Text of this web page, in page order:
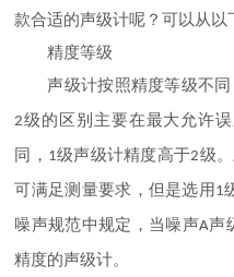
款合适的声级计呢？可以从以
精度等级
声级计按照精度等级不同
2级的区别主要在最大允许
同， 1级声级计精度高于2级
可满足测量要求，但是选用 1
噪声规范中规定，当噪声A声
精度的声级计。